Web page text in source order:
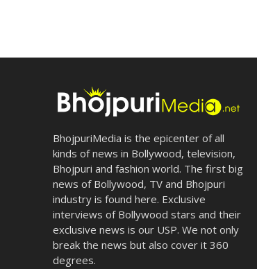
BhojpuriMedia is the epicenter of all
kinds of news in Bollywood, television,
Bhojpuri and fashion world. The first big
news of Bollywood, TV and Bhojpuri
industry is found here. Exclusive
interviews of Bollywood stars and their
exclusive news is our USP. We not only
break the news but also cover it 360
degrees.